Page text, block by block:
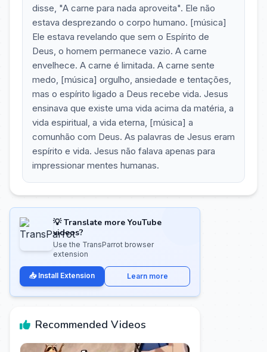
disse, "A carne para nada aproveita". Ele não
estava desprezando o corpo humano. [música]
Ele estava revelando que sem o Espírito de
Deus, o homem permanece vazio. A carne
envelhece. A carne é limitada. A carne sente
medo, [música] orgulho, ansiedade e tentações,
mas o espírito ligado a Deus recebe vida. Jesus
ensinava que existe uma vida acima da matéria, a
vida espiritual, a vida eterna, [música] a
comunhão com Deus. As palavras de Jesus eram
espírito e vida. Jesus não falava apenas para
impressionar mentes humanas.
💡 Translate more YouTube
videos?
Use the TransParrot browser
extension
📥 Install Extension Learn more
Recommended Videos